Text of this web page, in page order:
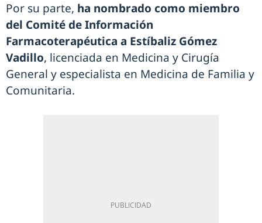
Por su parte, ha nombrado como miembro
del Comité de Información
Farmacoterapéutica a Estíbaliz Gómez
Vadillo, licenciada en Medicina y Cirugía
General y especialista en Medicina de Familia y
Comunitaria.